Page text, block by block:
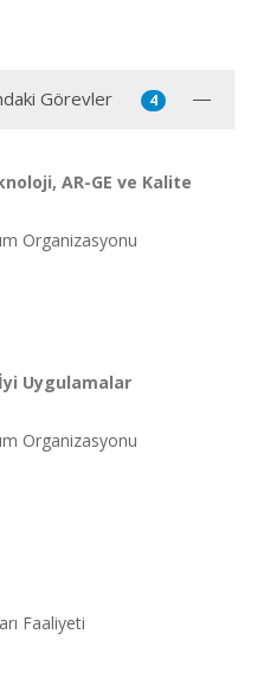
Görevler 4
AR-GE ve Kalite
Organizasyonu
Uygulamalar
Organizasyonu
Faaliyeti